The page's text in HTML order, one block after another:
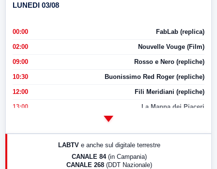
LUNEDI 03/08
00:00 FabLab (replica)
02:00 Nouvelle Vouge (Film)
09:00 Rosso e Nero (repliche)
10:30 Buonissimo Red Roger (repliche)
12:00 Fili Meridiani (repliche)
13:00 La Mappa dei Piaceri
LABTV e anche sul digitale terrestre
CANALE 84 (in Campania)
CANALE 268 (DDT Nazionale)